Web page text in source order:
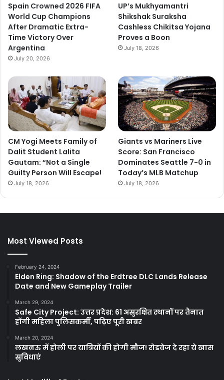
Spain Crowned 2026 FIFA
World Cup Champions
After Dramatic Extra-
Time Victory Over
Argentina
July 20, 2026
UP’s Mukhyamantri
Shikshak Suraksha
Cashless Chikitsa Yojana
Proves a Boon
July 18, 2026
CM Yogi Meets Family of
Dalit Student Lalita
Gautam: “Not a Single
Guilty Person Will Escape!
July 18, 2026
Giants vs Mariners Live
Score: San Francisco
Dominates Seattle 7-0 in
Today’s MLB Matchup
July 18, 2026
Most Viewed Posts
February 24, 2024
Elden Ring: Shadow of the Erdtree DLC Lands Release
Date and New Gameplay Trailer
March 29, 2024
Safe City Project: उत्तर प्रदेश: 61 असुरक्षित स्थानों पर तैनात
होंगी महिला पुलिसकर्मी, पढ़िए पूरी खबर
March 20, 2024
लखनऊ में होली पर यात्रियों की होगी मौज! रोडवेज दे रहा ये खास
सुविधाएं